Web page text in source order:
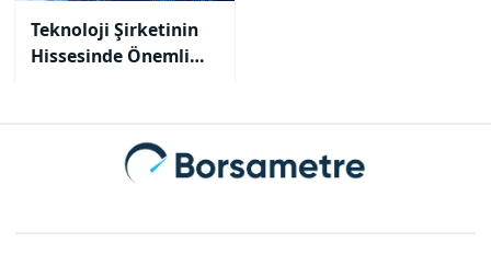
Teknoloji Şirketinin
Hissesinde Önemli